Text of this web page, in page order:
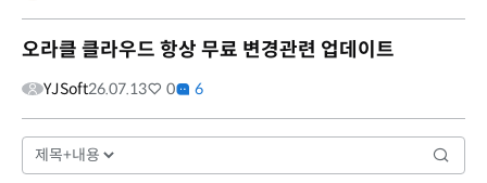
오라클 클라우드 항상 무료 변경관련 업데이트
YJSoft26.07.13 0 6